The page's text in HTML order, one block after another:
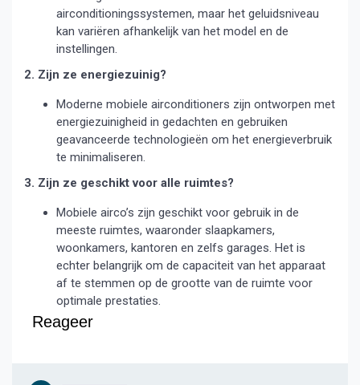
airconditioningssystemen, maar het geluidsniveau
kan variëren afhankelijk van het model en de
instellingen.
2. Zijn ze energiezuinig?
Moderne mobiele airconditioners zijn ontworpen met
energiezuinigheid in gedachten en gebruiken
geavanceerde technologieën om het energieverbruik
te minimaliseren.
3. Zijn ze geschikt voor alle ruimtes?
Mobiele airco’s zijn geschikt voor gebruik in de
meeste ruimtes, waaronder slaapkamers,
woonkamers, kantoren en zelfs garages. Het is
echter belangrijk om de capaciteit van het apparaat
af te stemmen op de grootte van de ruimte voor
optimale prestaties.
Reageer